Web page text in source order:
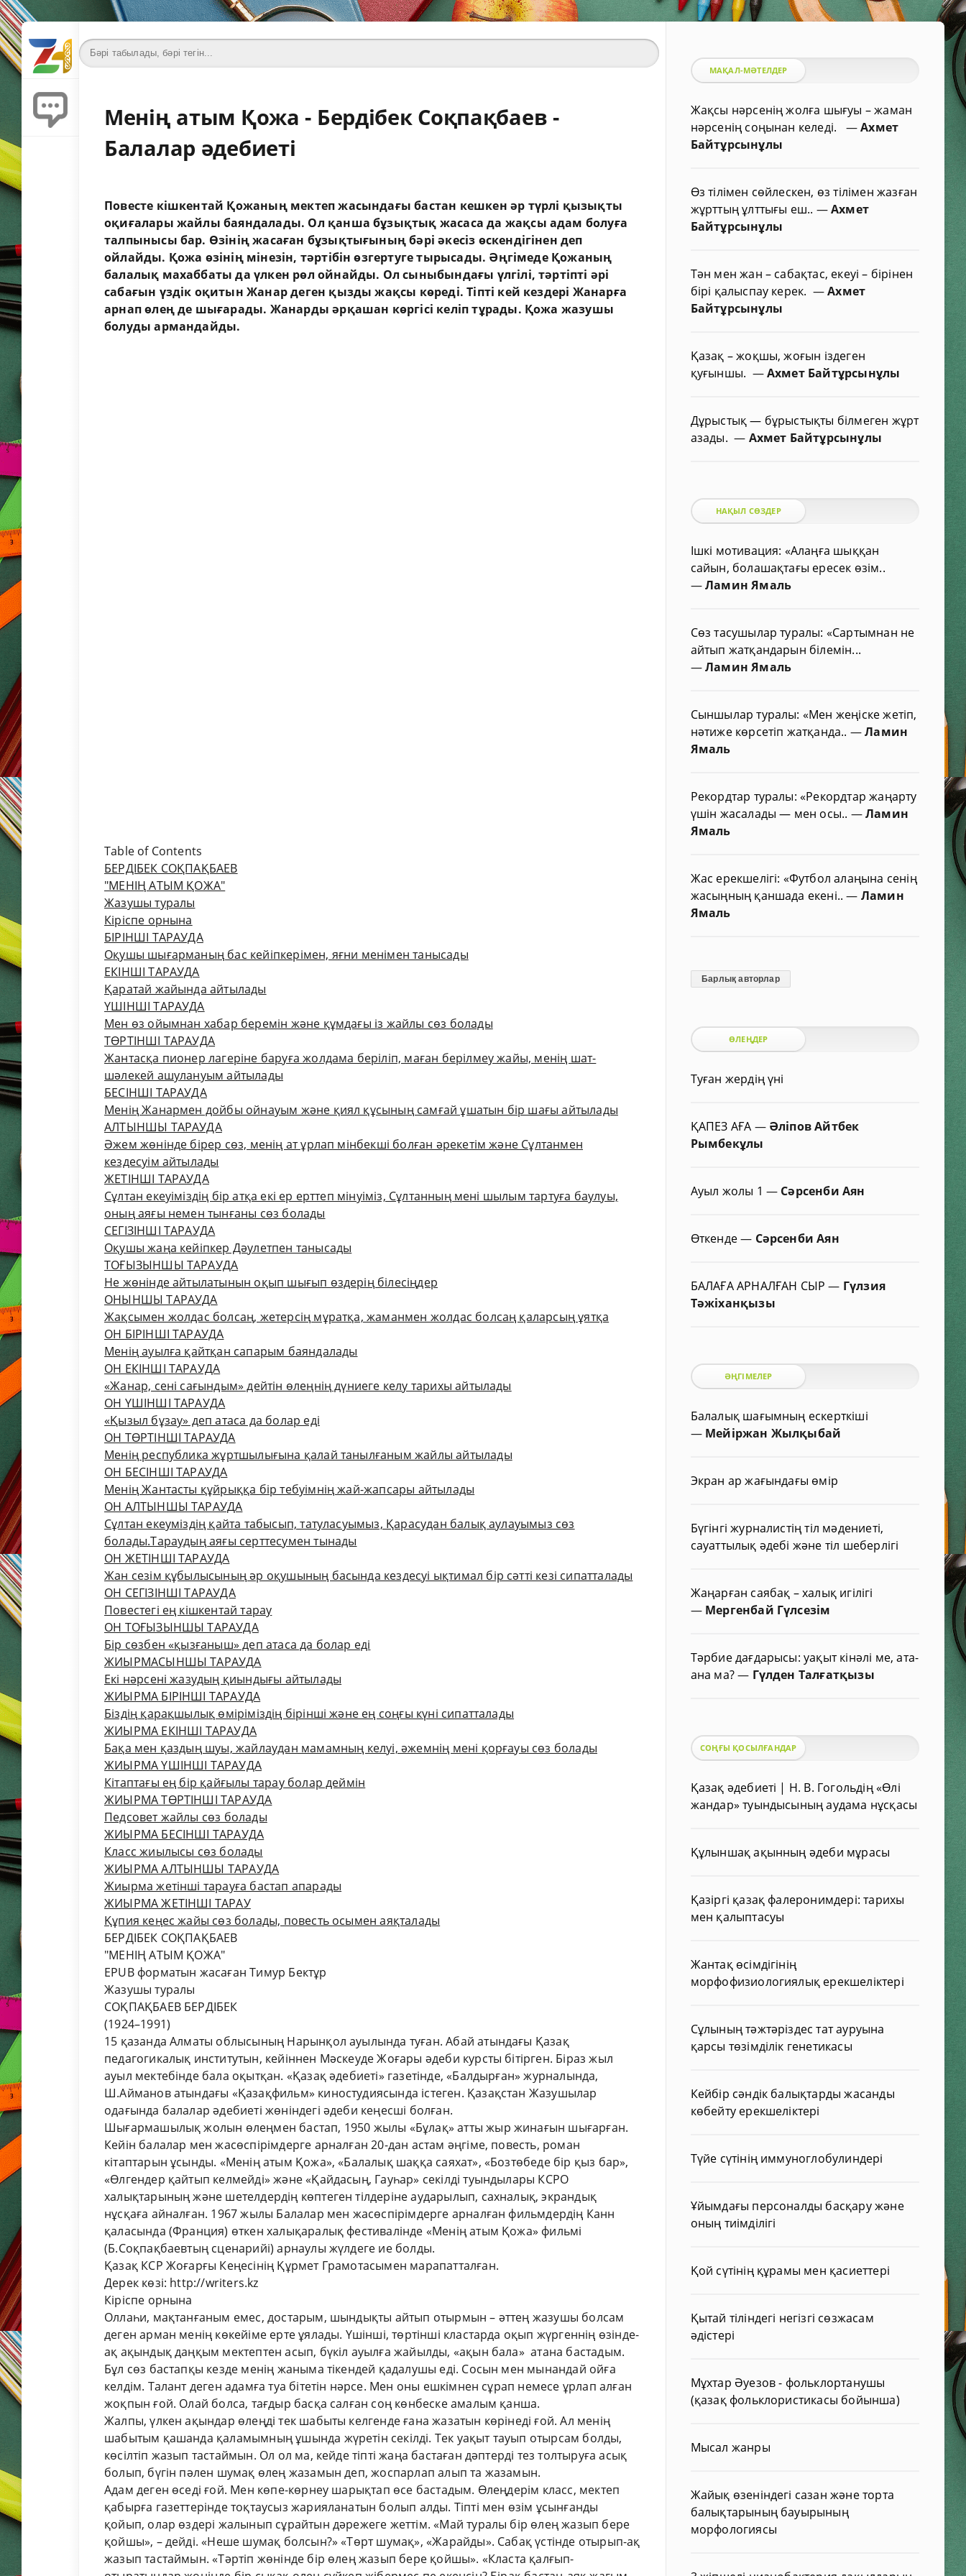
Менің атым Қожа - Бердібек Соқпақбаев -
Балалар әдебиеті
Повесте кішкентай Қожаның мектеп жасындағы бастан кешкен әр түрлі қызықты
оқиғалары жайлы баяндалады. Ол қанша бұзықтық жасаса да жақсы адам болуға
талпынысы бар. Өзінің жасаған бұзықтығының бәрі әкесіз өскендігінен деп
ойлайды. Қожа өзінің мінезін, тәртібін өзгертуге тырысады. Әңгімеде Қожаның
балалық махаббаты да үлкен рөл ойнайды. Ол сыныбындағы үлгілі, тәртіпті әрі
сабағын үздік оқитын Жанар деген қызды жақсы көреді. Тіпті кей кездері Жанарға
арнап өлең де шығарады. Жанарды әрқашан көргісі келіп тұрады. Қожа жазушы
болуды армандайды.
Table of Contents
БЕРДІБЕК СОҚПАҚБАЕВ
"МЕНІҢ АТЫМ ҚОЖА"
Жазушы туралы
Кіріспе орнына
БІРІНШІ ТАРАУДА
Оқушы шығарманың бас кейіпкерімен, яғни менімен танысады
ЕКІНШІ ТАРАУДА
Қаратай жайында айтылады
ҮШІНШІ ТАРАУДА
Мен өз ойымнан хабар беремін және құмдағы із жайлы сөз болады
ТӨРТІНШІ ТАРАУДА
Жантасқа пионер лагеріне баруға жолдама беріліп, маған берілмеу жайы, менің шат-
шәлекей ашулануым айтылады
БЕСІНШІ ТАРАУДА
Менің Жанармен дойбы ойнауым және қиял құсының самғай ұшатын бір шағы айтылады
АЛТЫНШЫ ТАРАУДА
Әжем жөнінде бірер сөз, менің ат ұрлап мінбекші болған әрекетім және Сұлтанмен
кездесуім айтылады
ЖЕТІНШІ ТАРАУДА
Сұлтан екеуіміздің бір атқа екі ер ерттеп мінуіміз, Сұлтанның мені шылым тартуға баулуы,
оның аяғы немен тынғаны сөз болады
СЕГІЗІНШІ ТАРАУДА
Оқушы жаңа кейіпкер Дәулетпен танысады
ТОҒЫЗЫНШЫ ТАРАУДА
Не жөнінде айтылатынын оқып шығып өздерің білесіңдер
ОНЫНШЫ ТАРАУДА
Жақсымен жолдас болсаң, жетерсің мұратқа, жаманмен жолдас болсаң қаларсың ұятқа
ОН БІРІНШІ ТАРАУДА
Менің ауылға қайтқан сапарым баяндалады
ОН ЕКІНШІ ТАРАУДА
«Жанар, сені сағындым» дейтін өлеңнің дүниеге келу тарихы айтылады
ОН ҮШІНШІ ТАРАУДА
«Қызыл бұзау» деп атаса да болар еді
ОН ТӨРТІНШІ ТАРАУДА
Менің республика жұртшылығына қалай танылғаным жайлы айтылады
ОН БЕСІНШІ ТАРАУДА
Менің Жантасты құйрыққа бір тебуімнің жай-жапсары айтылады
ОН АЛТЫНШЫ ТАРАУДА
Сұлтан екеуміздің қайта табысып, татуласуымыз, Қарасудан балық аулауымыз сөз
болады.Тараудың аяғы серттесумен тынады
ОН ЖЕТІНШІ ТАРАУДА
Жан сезім құбылысының әр оқушының басында кездесуі ықтимал бір сәтті кезі сипатталады
ОН СЕГІЗІНШІ ТАРАУДА
Повестегі ең кішкентай тарау
ОН ТОҒЫЗЫНШЫ ТАРАУДА
Бір сөзбен «қызғаныш» деп атаса да болар еді
ЖИЫРМАСЫНШЫ ТАРАУДА
Екі нәрсені жазудың қиындығы айтылады
ЖИЫРМА БІРІНШІ ТАРАУДА
Біздің қарақшылық өміріміздің бірінші және ең соңғы күні сипатталады
ЖИЫРМА ЕКІНШІ ТАРАУДА
Бақа мен қаздың шуы, жайлаудан мамамның келуі, әжемнің мені қорғауы сөз болады
ЖИЫРМА ҮШІНШІ ТАРАУДА
Кітаптағы ең бір қайғылы тарау болар деймін
ЖИЫРМА ТӨРТІНШІ ТАРАУДА
Педсовет жайлы сөз болады
ЖИЫРМА БЕСІНШІ ТАРАУДА
Класс жиылысы сөз болады
ЖИЫРМА АЛТЫНШЫ ТАРАУДА
Жиырма жетінші тарауға бастап апарады
ЖИЫРМА ЖЕТІНШІ ТАРАУ
Құпия кеңес жайы сөз болады, повесть осымен аяқталады
БЕРДІБЕК СОҚПАҚБАЕВ
"МЕНІҢ АТЫМ ҚОЖА"
EPUB форматын жасаған Тимур Бектұр
Жазушы туралы
СОҚПАҚБАЕВ БЕРДІБЕК
(1924–1991)
15 қазанда Алматы облысының Нарынқол ауылында туған. Абай атындағы Қазақ
педагогикалық институтын, кейіннен Мәскеуде Жоғары әдеби курсты бітірген. Біраз жыл
ауыл мектебінде бала оқытқан. «Қазақ әдебиеті» газетінде, «Балдырған» журналында,
Ш.Айманов атындағы «Қазақфильм» киностудиясында істеген. Қазақстан Жазушылар
одағында балалар әдебиеті жөніндегі әдеби кеңесші болған.
Шығармашылық жолын өлеңмен бастап, 1950 жылы «Бұлақ» атты жыр жинағын шығарған.
Кейін балалар мен жасөспірімдерге арналған 20-дан астам әңгіме, повесть, роман
кітаптарын ұсынды. «Менің атым Қожа», «Балалық шаққа саяхат», «Бозтөбеде бір қыз бар»,
«Өлгендер қайтып келмейді» және «Қайдасың, Гауһар» секілді туындылары КСРО
халықтарының және шетелдердің көптеген тілдеріне аударылып, сахналық, экрандық
нұсқаға айналған. 1967 жылы Балалар мен жасөспірімдерге арналған фильмдердің Канн
қаласында (Франция) өткен халықаралық фестивалінде «Менің атым Қожа» фильмі
(Б.Соқпақбаевтың сценарийі) арнаулы жүлдеге ие болды.
Қазақ КСР Жоғарғы Кеңесінің Құрмет Грамотасымен марапатталған.
Дерек көзі: http://writers.kz
Кіріспе орнына
Оллаһи, мақтанғаным емес, достарым, шындықты айтып отырмын – әттең жазушы болсам
деген арман менің көкейіме ерте ұялады. Үшінші, төртінші кластарда оқып жүргеннің өзінде-
ақ ақындық даңқым мектептен асып, бүкіл ауылға жайылды, «ақын бала» атана бастадым.
Бұл сөз бастапқы кезде менің жаныма тікендей қада­лушы еді. Сосын мен мынандай ойға
келдім. Талант деген адамға туа бітетін нәрсе. Мен оны ешкімнен сұрап немесе ұрлап алған
жоқпын ғой. Олай болса, тағдыр басқа салған соң көнбеске амалым қанша.
Жалпы, үлкен ақындар өлеңді тек шабыты келгенде ғана жазатын көрінеді ғой. Ал менің
шабытым қа­шанда қаламымның ұшында жүретін секілді. Тек уақыт тауып отырсам болды,
көсілтіп жазып тастаймын. Ол ол ма, кейде тіпті жаңа бастаған дәптерді тез толтыруға асық
болып, бүгін пәлен шумақ өлең жазамын деп, жос­­парлап алып та жазамын.
Адам деген өседі ғой. Мен көпе-көрнеу шарықтап өсе бастадым. Өлеңдерім класс, мектеп
қабырға газет­терінде тоқтаусыз жарияланатын болып алды. Тіпті мен өзім ұсынғанды
қойып, олар өздері жалынып сұрайтын­ дә­режеге жеттім. «Май туралы бір өлең жазып бере
қой­шы», – дейді. «Неше шумақ болсын?» «Төрт шумақ», «Жа­райды». Сабақ үстінде отырып-ақ
жазып тастаймын. «Тәр­тіп жөнінде бір өлең жазып бере қойшы». «Клас­­та қалғып­
МАҚАЛ-МӘТЕЛДЕР
Жақсы нәрсенің жолға шығуы – жаман
нәрсенің соңынан келеді. —Ахмет
Байтұрсынұлы
Өз тілімен сөйлескен, өз тілімен жазған
жұрттың ұлттығы еш.. —Ахмет
Байтұрсынұлы
Тән мен жан – сабақтас, екеуі – бірінен
бірі қалыспау керек. —Ахмет
Байтұрсынұлы
Қазақ – жоқшы, жоғын іздеген
қуғыншы. —Ахмет Байтұрсынұлы
Дұрыстық — бұрыстықты білмеген жұрт
азады.— Ахмет Байтұрсынұлы
НАҚЫЛ СӨЗДЕР
Ішкі мотивация: «Алаңға шыққан
сайын, болашақтағы ересек өзім..
—Ламин Ямаль
Сөз тасушылар туралы: «Сартымнан не
айтып жатқандарын білемін...
—Ламин Ямаль
Сыншылар туралы: «Мен жеңіске жетіп,
нәтиже көрсетіп жатқанда.. —Ламин
Ямаль
Рекордтар туралы: «Рекордтар жаңарту
үшін жасалады — мен осы.. —Ламин
Ямаль
Жас ерекшелігі: «Футбол алаңына сенің
жасыңның қаншада екені..— Ламин
Ямаль
Барлық авторлар
ӨЛЕҢДЕР
Туған жердің үні
ҚАПЕЗ АҒА — Әліпов Айтбек
Рымбекұлы
Ауыл жолы 1 — Сәрсенби Аян
Өткенде— Сәрсенби Аян
БАЛАҒА АРНАЛҒАН СЫР— Гүлзия
Тәжіханқызы
ӘҢГІМЕЛЕР
Балалық шағымның ескерткіші
— Мейіржан Жылқыбай
Экран ар жағындағы өмір
Бүгінгі журналистің тіл мәдениеті,
сауаттылық әдебі және тіл шеберлігі
Жаңарған саябақ – халық игілігі
— Мергенбай Гүлсезім
Тәрбие дағдарысы: уақыт кінәлі ме, ата-
ана ма?— Гүлден Талғатқызы
СОҢҒЫ ҚОСЫЛҒАНДАР
Қазақ әдебиеті | Н. В. Гогольдің «Өлі
жандар» туындысының аудама нұсқасы
Құлыншақ ақынның әдеби мұрасы
Қазіргі қазақ фалеронимдері: тарихы
мен қалыптасуы
Жантақ өсімдігінің
морфофизиологиялық ерекшеліктері
Сұлының тәжтәріздес тат ауруына
қарсы төзімділік генетикасы
Кейбір сәндік балықтарды жасанды
көбейту ерекшеліктері
Түйе сүтінің иммуноглобулиндері
Ұйымдағы персоналды басқару және
оның тиімділігі
Қой сүтінің құрамы мен қасиеттері
Қытай тіліндегі негізгі сөзжасам
әдістері
Мұхтар Әуезов - фольклортанушы
(қазақ фольклористикасы бойынша)
Мысал жанры
Жайық өзеніндегі сазан және торта
балықтарының бауырының
морфологиясы